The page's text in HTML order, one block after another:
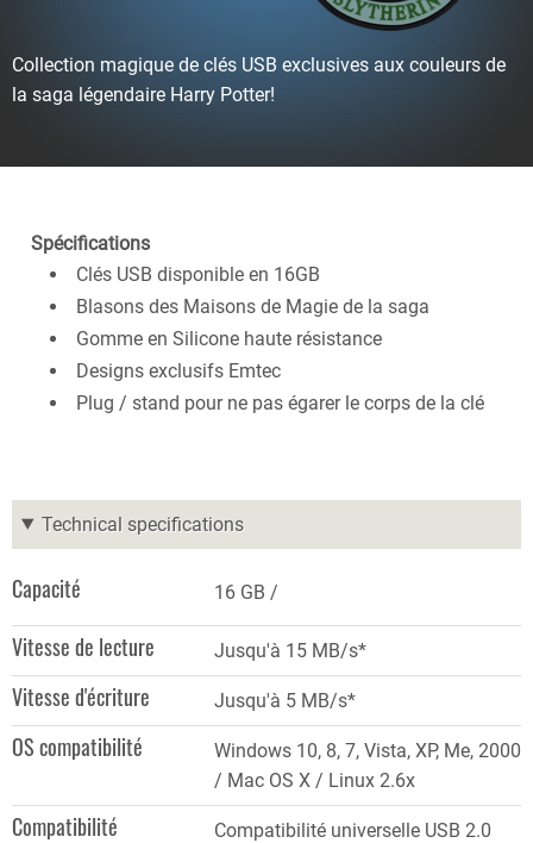
Collection magique de clés USB exclusives aux couleurs de
la saga légendaire Harry Potter!
Spécifications
Clés USB disponible en 16GB
Blasons des Maisons de Magie de la saga
Gomme en Silicone haute résistance
Designs exclusifs Emtec
Plug / stand pour ne pas égarer le corps de la clé
Technical specifications
Capacité 16 GB
Vitesse de lecture Jusqu'à 15 MB/s*
Vitesse d'écriture Jusqu'à 5 MB/s*
OS compatibilité
Windows 10, 8, 7, Vista, XP, Me, 2000
/ Mac OS X / Linux 2.6x
Compatibilité Compatibilité universelle USB 2.0